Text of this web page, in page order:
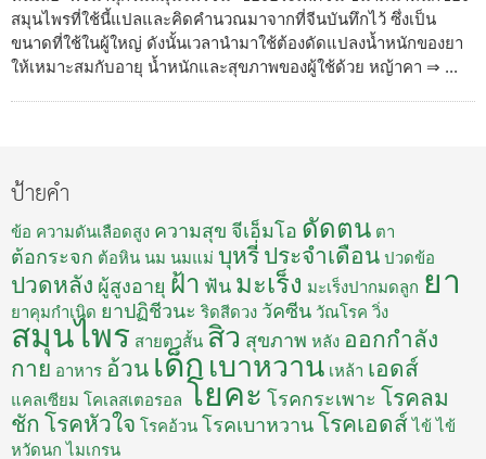
สมุนไพรที่ใช้นี้แปลและคิดคำนวณมาจากที่จีนบันทึกไว้ ซึ่งเป็น
ขนาดที่ใช้ในผู้ใหญ่ ดังนั้นเวลานำมาใช้ต้องดัดแปลงน้ำหนักของยา
ให้เหมาะสมกับอายุ น้ำหนักและสุขภาพของผู้ใช้ด้วย หญ้าคา ⇒ ...
ป้ายคำ
ข้อ ความดันเลือดสูง ความสุข จีเอ็มโอ ดัดตน ตา
ต้อกระจก ต้อหิน นม นมแม่ บุหรี่ ประจำเดือน ปวดข้อ
ปวดหลัง ผู้สูงอายุ ฝ้า ฟัน มะเร็ง มะเร็งปากมดลูก ยา
ยาคุมกำเนิด ยาปฏิชีวนะ ริดสีดวง วัคซีน วัณโรค วิ่ง
สมุนไพร สายตาสั้น สิว สุขภาพ หลัง ออกกำลัง
กาย อาหาร อ้วน เด็ก เบาหวาน เหล้า เอดส์
แคลเซียม โคเลสเตอรอล โยคะ โรคกระเพาะ โรคลม
ชัก โรคหัวใจ โรคอ้วน โรคเบาหวาน โรคเอดส์ ไข้ ไข้
หวัดนก ไมเกรน